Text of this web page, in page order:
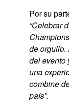
Por su
“Celebrar
de orgullo.
del evento
una
combine
país”.